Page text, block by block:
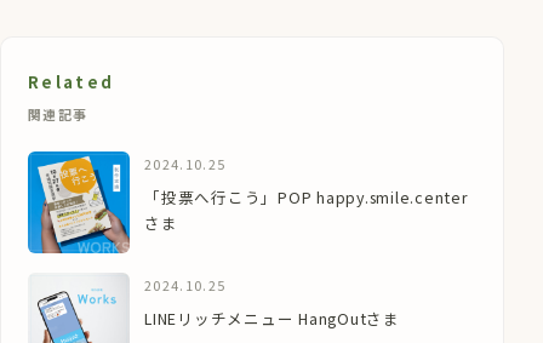
Related
関連記事
2024.10.25
「投票へ行こう」POP happy.smile.center
さま
2024.10.25
LINEリッチメニュー HangOutさま